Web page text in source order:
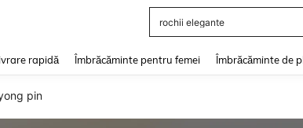
rochii elegante
rapidă Îmbrăcăminte pentru femei Îmbrăcăminte de
pin